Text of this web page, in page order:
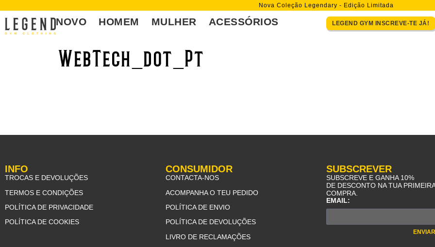
Nova Coleção Legendary - Edição Limitada
NOVO HOMEM MULHER ACESSÓRIOS LEGEND GYM INSCREVE-TE JÁ!
WebTech_dot_Pt
INFO
TROCAS E DEVOLUÇÕES
TERMOS E CONDIÇÕES
POLÍTICA DE PRIVACIDADE
POLÍTICA DE COOKIES
CONSUMIDOR
CONTACTA-NOS
ACOMPANHA O TEU PEDIDO
POLÍTICA DE ENVIO
POLÍTICA DE DEVOLUÇÕES
LIVRO DE RECLAMAÇÕES
SUBSCREVER
SUBSCREVE E GANHA 10%
DE DESCONTO NA TUA PRIMEIRA
COMPRA.
EMAIL: